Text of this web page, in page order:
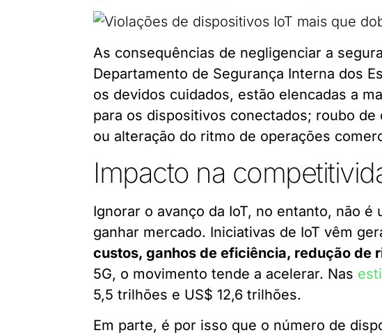
As consequências de negligenciar a
Departamento de Segurança Interna dos
os devidos cuidados, estão elencadas a
para os dispositivos conectados; roubo
ou alteração do ritmo de operações
Impacto na
Ignorar o avanço da IoT, no entanto, não
ganhar mercado. Iniciativas de IoT vêm
custos, ganhos de eficiência, redução de
5G, o movimento tende a acelerar. Nas
5,5 trilhões e US$ 12,6 trilhões.
Em parte, é por isso que o número de